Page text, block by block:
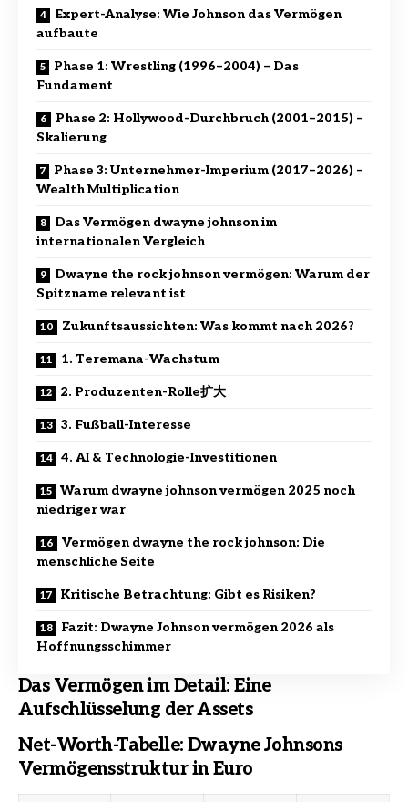
Expert-Analyse: Wie Johnson das Vermögen
aufbaute
Phase 1: Wrestling (1996–2004) – Das
Fundament
Phase 2: Hollywood-Durchbruch (2001–2015) –
Skalierung
Phase 3: Unternehmer-Imperium (2017–2026) –
Wealth Multiplication
Das Vermögen dwayne johnson im
internationalen Vergleich
Dwayne the rock johnson vermögen: Warum der
Spitzname relevant ist
Zukunftsaussichten: Was kommt nach 2026?
1. Teremana-Wachstum
2. Produzenten-Rolle扩大
3. Fußball-Interesse
4. AI & Technologie-Investitionen
Warum dwayne johnson vermögen 2025 noch
niedriger war
Vermögen dwayne the rock johnson: Die
menschliche Seite
Kritische Betrachtung: Gibt es Risiken?
Fazit: Dwayne Johnson vermögen 2026 als
Hoffnungsschimmer
Das Vermögen im Detail: Eine
Aufschlüsselung der Assets
Net-Worth-Tabelle: Dwayne Johnsons
Vermögensstruktur in Euro